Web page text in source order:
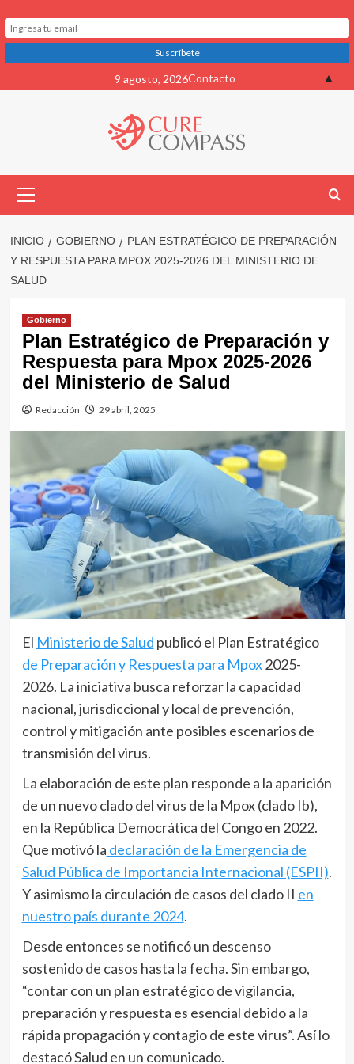
al
9 agosto, 2026Contacto
primario
INICIO GOBIERNO
PLAN ESTRATÉGICO DE PREPARACIÓN
Y RESPUESTA PARA MPOX 2025-2026 DEL MINISTERIO DE
SALUD
Gobierno
Plan Estratégico de Preparación y
Respuesta para Mpox 2025-2026
del Ministerio de Salud
Redacción 29 abril, 2025
El Ministerio de Salud publicó el Plan Estratégico
de Preparación y Respuesta para Mpox2025-
2026. La iniciativa busca reforzar la capacidad
nacional, jurisdiccional y local de prevención,
control y mitigación ante posibles escenarios de
transmisión del virus.
La elaboración de este plan responde a la aparición
de un nuevo clado del virus de la Mpox (clado Ib),
en la República Democrática del Congo en 2022.
Que motivó la declaración de la Emergencia de
Salud Pública de Importancia Internacional (ESPII).
Y asimismo la circulación de casos del clado II en
nuestro país durante 2024.
Desde entonces se notificó un descenso
sostenido de casos hasta la fecha. Sin embargo,
“contar con un plan estratégico de vigilancia,
preparación y respuesta es esencial debido a la
rápida propagación y contagio de este virus”. Así lo
destacó Salud en un comunicado.
▲